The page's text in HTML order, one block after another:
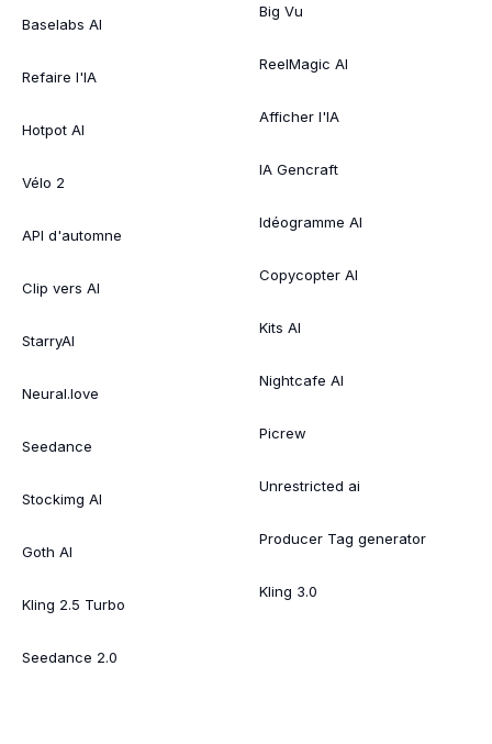
Baselabs AI
Refaire l'IA
Hotpot AI
Vélo 2
API d'automne
Clip vers AI
StarryAI
Neural.love
Seedance
Stockimg AI
Goth AI
Kling 2.5 Turbo
Seedance 2.0
Big Vu
ReelMagic AI
Afficher l'IA
IA Gencraft
Idéogramme AI
Copycopter AI
Kits AI
Nightcafe AI
Picrew
Unrestricted ai
Producer Tag generator
Kling 3.0